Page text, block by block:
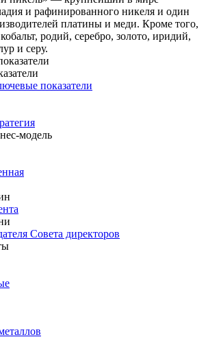
и рафинированного никеля и один
платины и меди. Кроме того,
родий, серебро, золото, иридий,
и серу.
показатели
Совета директоров